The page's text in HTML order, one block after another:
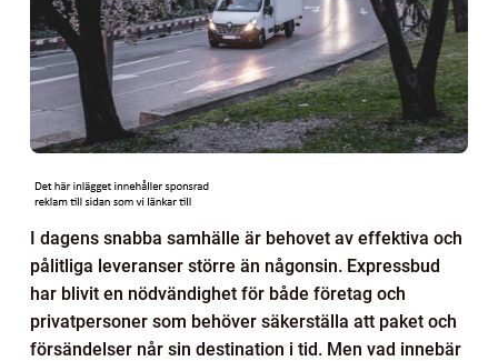
I dagens snabba samhälle är behovet av effektiva och
pålitliga leveranser större än någonsin. Expressbud
har blivit en nödvändighet för både företag och
privatpersoner som behöver säkerställa att paket och
försändelser når sin destination i tid. Men vad innebär